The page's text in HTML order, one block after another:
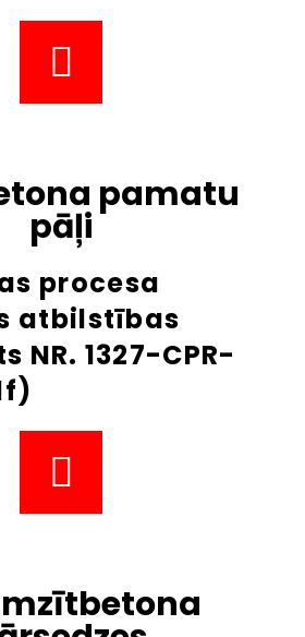
pamatu
pāļi
procesa
atbilstības
NR. 1327-CPR-